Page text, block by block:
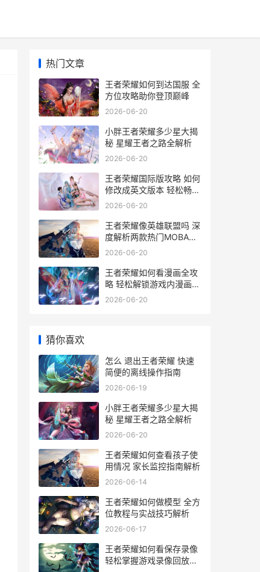
热门文章
王者荣耀如何到达国服 全
方位攻略助你登顶巅峰
2026-06-20
小胖王者荣耀多少星大揭
秘 星耀王者之路全解析
2026-06-20
王者荣耀国际版攻略 如何
修改成英文版本 轻松畅玩
全球市场
2026-06-20
王者荣耀像英雄联盟吗 深
度解析两款热门MOBA游
戏的相似之处与差异
2026-06-20
王者荣耀如何看漫画全攻
略 轻松解锁游戏内漫画阅
读新姿势
2026-06-20
猜你喜欢
怎么 退出王者荣耀 快速
简便的离线操作指南
2026-06-19
小胖王者荣耀多少星大揭
秘 星耀王者之路全解析
2026-06-20
王者荣耀如何查看孩子使
用情况 家长监控指南解析
2026-06-14
王者荣耀如何做模型 全方
位教程与实战技巧解析
2026-06-17
王者荣耀如何看保存录像
轻松掌握游戏录像回放技